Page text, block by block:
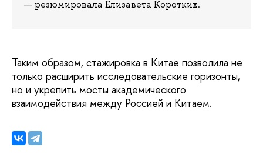
— резюмировала Елизавета Коротких.
Таким образом, стажировка в Китае позволила не
только расширить исследовательские горизонты,
но и укрепить мосты академического
взаимодействия между Россией и Китаем.